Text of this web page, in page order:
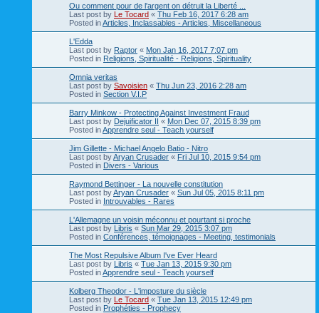
Ou comment pour de l'argent on détruit la Liberté ...
Last post by Le Tocard « Thu Feb 16, 2017 6:28 am
Posted inArticles, Inclassables - Articles, Miscellaneous
L'Edda
Last post by Raptor « Mon Jan 16, 2017 7:07 pm
Posted in Religions, Spiritualité - Religions, Spirituality
Omnia veritas
Last post by Savoisien « Thu Jun 23, 2016 2:28 am
Posted in Section V.I.P
Barry Minkow - Protecting Against Investment Fraud
Last post by Dejuificator II « Mon Dec 07, 2015 8:39 pm
Posted inApprendre seul - Teach yourself
Jim Gillette - Michael Angelo Batio - Nitro
Last post byAryan Crusader « Fri Jul 10, 2015 9:54 pm
Posted in Divers - Various
Raymond Bettinger - La nouvelle constitution
Last post byAryan Crusader « Sun Jul 05, 2015 8:11 pm
Posted in Introuvables - Rares
L'Allemagne un voisin méconnu et pourtant si proche
Last post by Libris « Sun Mar 29, 2015 3:07 pm
Posted in Conférences, témoignages - Meeting, testimonials
The Most Repulsive Album I've Ever Heard
Last post by Libris « Tue Jan 13, 2015 9:30 pm
Posted inApprendre seul - Teach yourself
Kolberg Theodor - L'imposture du siècle
Last post by Le Tocard « Tue Jan 13, 2015 12:49 pm
Posted in Prophéties - Prophecy